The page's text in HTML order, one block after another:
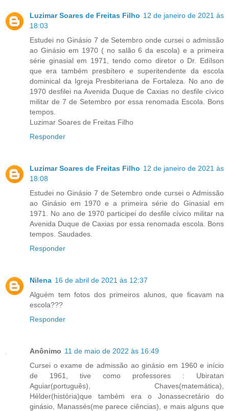
Luzimar Soares de Freitas Filho 12 de janeiro de 2021 às
18:03
Estudei no Ginásio 7 de Setembro onde cursei o admissão
ao Ginásio em 1970 ( no salão 6 da escola) e a primeira
série ginasial em 1971, tendo como diretor o Dr. Edílson
que era também presbítero e superitendente da escola
dominical da Igreja Presbiteriana de Fortaleza. No ano de
1970 desfilei na Avenida Duque de Caxias no desfile cívico
militar de 7 de Setembro por essa renomada Escola. Bons
tempos.
Luzimar Soares de Freitas Filho
Responder
Luzimar Soares de Freitas Filho 12 de janeiro de 2021 às
18:08
Estudei no Ginásio 7 de Setembro onde cursei o Admissão
ao Ginásio em 1970 e a primeira série do Ginasial em
1971. No ano de 1970 participei do desfile cívico militar na
Avenida Duque de Caxias por essa renomada escola. Bons
tempos. Saudades.
Responder
Nilena 16 de abril de 2021 às 12:37
Alguém tem fotos dos primeiros alunos, que ficavam na
escola???
Responder
Anônimo 11 de maio de 2022 às 16:49
Cursei o exame de admissão ao ginásio em 1960 e início
de 1961, tive como professores : Ubiratan
Aguiar(português), Chaves(matemática),
Hélder(história)que também era o Jonassecretário do
ginásio, Manassés(me parece ciências), e mais alguns que